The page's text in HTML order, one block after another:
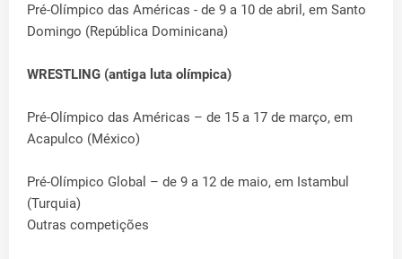
Pré-Olímpico das Américas - de 9 a 10 de abril, em Santo
Domingo (República Dominicana)
WRESTLING (antiga luta olímpica)
Pré-Olímpico das Américas – de 15 a 17 de março, em
Acapulco (México)
Pré-Olímpico Global – de 9 a 12 de maio, em Istambul
(Turquia)
Outras competições